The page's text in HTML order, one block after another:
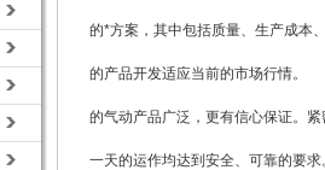
的*方案，其中包括质量、生产成本
的产品开发适应当前的市场行情。
的气动产品广泛，更有信心保证。
一天的运作均达到安全、可靠的要